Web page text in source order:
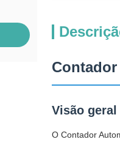
Visão
O Contador